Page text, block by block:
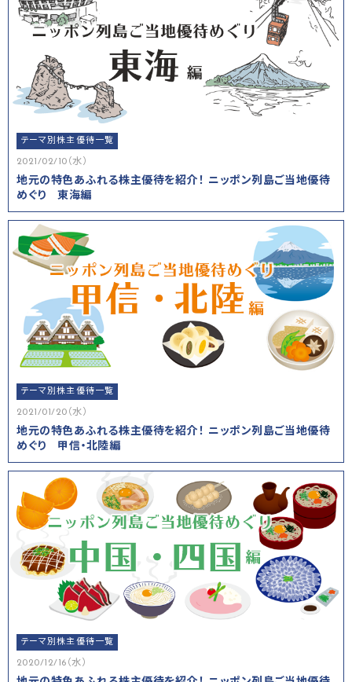
テーマ別株主優待一覧
2021/02/10（水）
地元の特色あふれる株主優待を紹介！ ニッポン列島ご当地優待
めぐり 東海編
テーマ別株主優待一覧
2021/01/20（水）
地元の特色あふれる株主優待を紹介！ ニッポン列島ご当地優待
めぐり 甲信・北陸編
テーマ別株主優待一覧
2020/12/16（水）